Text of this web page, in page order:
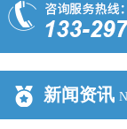
新闻资讯